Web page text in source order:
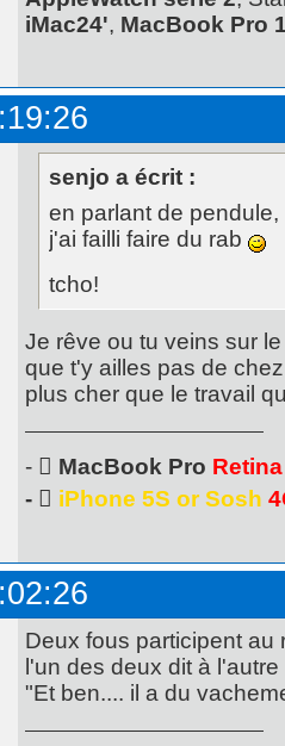
iMac24', MacBook Pro
senjo a écrit :
en parlant de
j'ai failli faire du rab
tcho!
Je rêve ou tu veins sur
que t'y ailles pas de
plus cher que le travail
-  MacBook Pro Retina
-  iPhone 5S or Sosh
Deux fous participent au
l'un des deux dit à l'autre
"Et ben.... il a du